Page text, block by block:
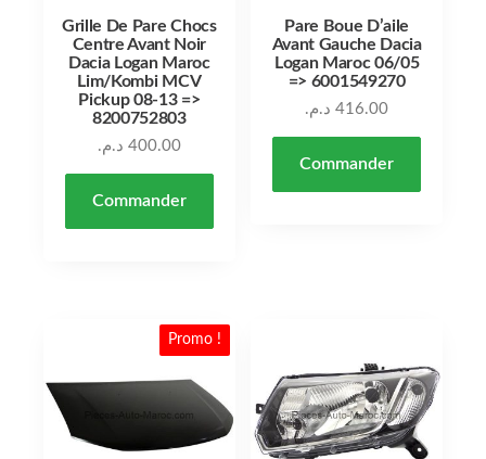
Grille De Pare Chocs
Centre Avant Noir
Dacia Logan Maroc
Lim/Kombi MCV
Pickup 08-13 =>
8200752803
400.00 د.م.
Commander
Pare Boue D’aile
Avant Gauche Dacia
Logan Maroc 06/05
=> 6001549270
416.00 د.م.
Commander
Promo !